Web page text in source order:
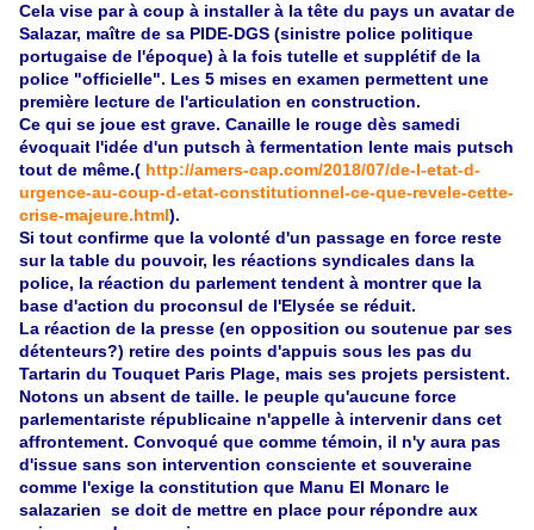
Cela vise par à coup à installer à la tête du pays un avatar de
Salazar, maître de sa PIDE-DGS (sinistre police politique
portugaise de l'époque) à la fois tutelle et supplétif de la
police "officielle". Les 5 mises en examen permettent une
première lecture de l'articulation en construction.
Ce qui se joue est grave. Canaille le rouge dès samedi
évoquait l'idée d'un putsch à fermentation lente mais putsch
tout de même.( http://amers-cap.com/2018/07/de-l-etat-d-
urgence-au-coup-d-etat-constitutionnel-ce-que-revele-cette-
crise-majeure.html).
Si tout confirme que la volonté d'un passage en force reste
sur la table du pouvoir, les réactions syndicales dans la
police, la réaction du parlement tendent à montrer que la
base d'action du proconsul de l'Elysée se réduit.
La réaction de la presse (en opposition ou soutenue par ses
détenteurs?) retire des points d'appuis sous les pas du
Tartarin du Touquet Paris Plage, mais ses projets persistent.
Notons un absent de taille. le peuple qu'aucune force
parlementariste républicaine n'appelle à intervenir dans cet
affrontement. Convoqué que comme témoin, il n'y aura pas
d'issue sans son intervention consciente et souveraine
comme l'exige la constitution que Manu El Monarc le
salazarien se doit de mettre en place pour répondre aux